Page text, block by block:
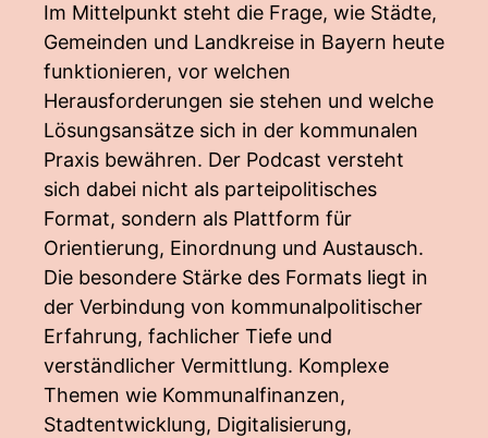
Im Mittelpunkt steht die Frage, wie Städte,
Gemeinden und Landkreise in Bayern heute
funktionieren, vor welchen
Herausforderungen sie stehen und welche
Lösungsansätze sich in der kommunalen
Praxis bewähren. Der Podcast versteht
sich dabei nicht als parteipolitisches
Format, sondern als Plattform für
Orientierung, Einordnung und Austausch.
Die besondere Stärke des Formats liegt in
der Verbindung von kommunalpolitischer
Erfahrung, fachlicher Tiefe und
verständlicher Vermittlung. Komplexe
Themen wie Kommunalfinanzen,
Stadtentwicklung, Digitalisierung,